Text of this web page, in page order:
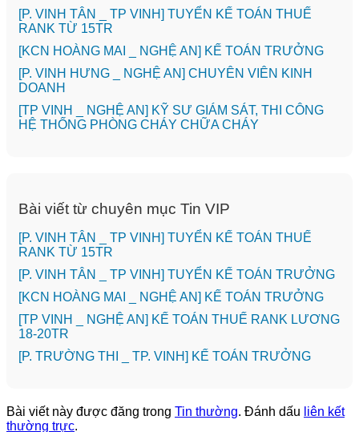
[P. VINH TÂN _ TP VINH] TUYỂN KẾ TOÁN THUẾ
RANK TỪ 15TR
️[KCN HOÀNG MAI _ NGHỆ AN] KẾ TOÁN TRƯỞNG
️[P. VINH HƯNG _ NGHỆ AN] CHUYÊN VIÊN KINH
DOANH
[TP VINH _ NGHỆ AN] KỸ SƯ GIÁM SÁT, THI CÔNG
HỆ THỐNG PHÒNG CHÁY CHỮA CHÁY
Bài viết từ chuyên mục Tin VIP
[P. VINH TÂN _ TP VINH] TUYỂN KẾ TOÁN THUẾ
RANK TỪ 15TR
[P. VINH TÂN _ TP VINH] TUYỂN KẾ TOÁN TRƯỞNG
️[KCN HOÀNG MAI _ NGHỆ AN] KẾ TOÁN TRƯỞNG
[TP VINH _ NGHỆ AN] KẾ TOÁN THUẾ RANK LƯƠNG
18-20TR
️[P. TRƯỜNG THI _ TP. VINH] KẾ TOÁN TRƯỞNG
Bài viết này được đăng trong Tin thường. Đánh dấu liên kết
thường trực.